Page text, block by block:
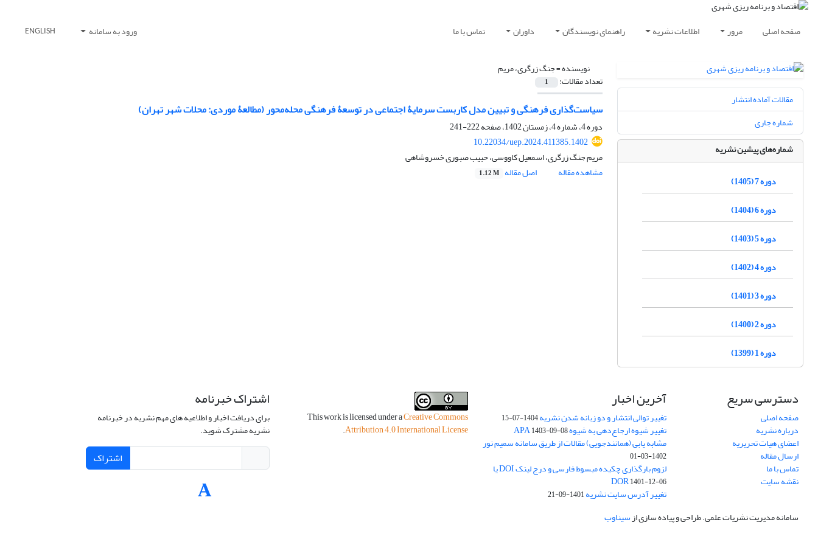
صفحه اصلی مرور اطلاعات نشریه راهنمای نویسندگان داوران تماس با ما ورود به سامانه ENGLISH
نویسنده =جنگ زرگری، مریم
تعداد مقالات: 1
سیاست‌گذاری فرهنگی و تبیین مدل کاربست سرمایۀ اجتماعی در توسعۀ فرهنگی محله‌محور (مطالعۀ موردی: محلات شهر تهران)
دوره 4، شماره 4، زمستان 1402، صفحه
222-241
10.22034/uep.2024.411385.1402
مریم جنگ زرگری، اسمعیل کاووسی، حبیب صبوری خسروشاهی
مشاهده مقاله
اصل مقاله 1.12 M
مقالات آماده انتشار
شماره جاری
شماره‌های پیشین نشریه
دوره 7 (1405)
دوره 6 (1404)
دوره 5 (1403)
دوره 4 (1402)
دوره 3 (1401)
دوره 2 (1400)
دوره 1 (1399)
دسترسی سریع
صفحه اصلی
درباره نشریه
اعضای هیات تحریریه
ارسال مقاله
تماس با ما
نقشه سایت
آخرین اخبار
تغییر توالی انتشار و دو زبانه شدن نشریه1404-07-15
تغییر شیوه ارجاع‌دهی به شیوه APA1403-09-08
مشابه یابی (همانندجویی) مقالات از طریق سامانه سمیم نور
1402-03-01
لزوم بارگذاری چکیده مبسوط فارسی و درج لینک DOI یا
DOR1401-12-06
تغییر آدرس سایت نشریه1401-09-21
This work is licensed under aCreative Commons
Attribution 4.0 International License
.
اشتراک خبرنامه
برای دریافت اخبار و اطلاعیه های مهم نشریه در خبرنامه
نشریه مشترک شوید.
اشتراک
سامانه مدیریت نشریات علمی.طراحی و پیاده سازی ازسیناوب